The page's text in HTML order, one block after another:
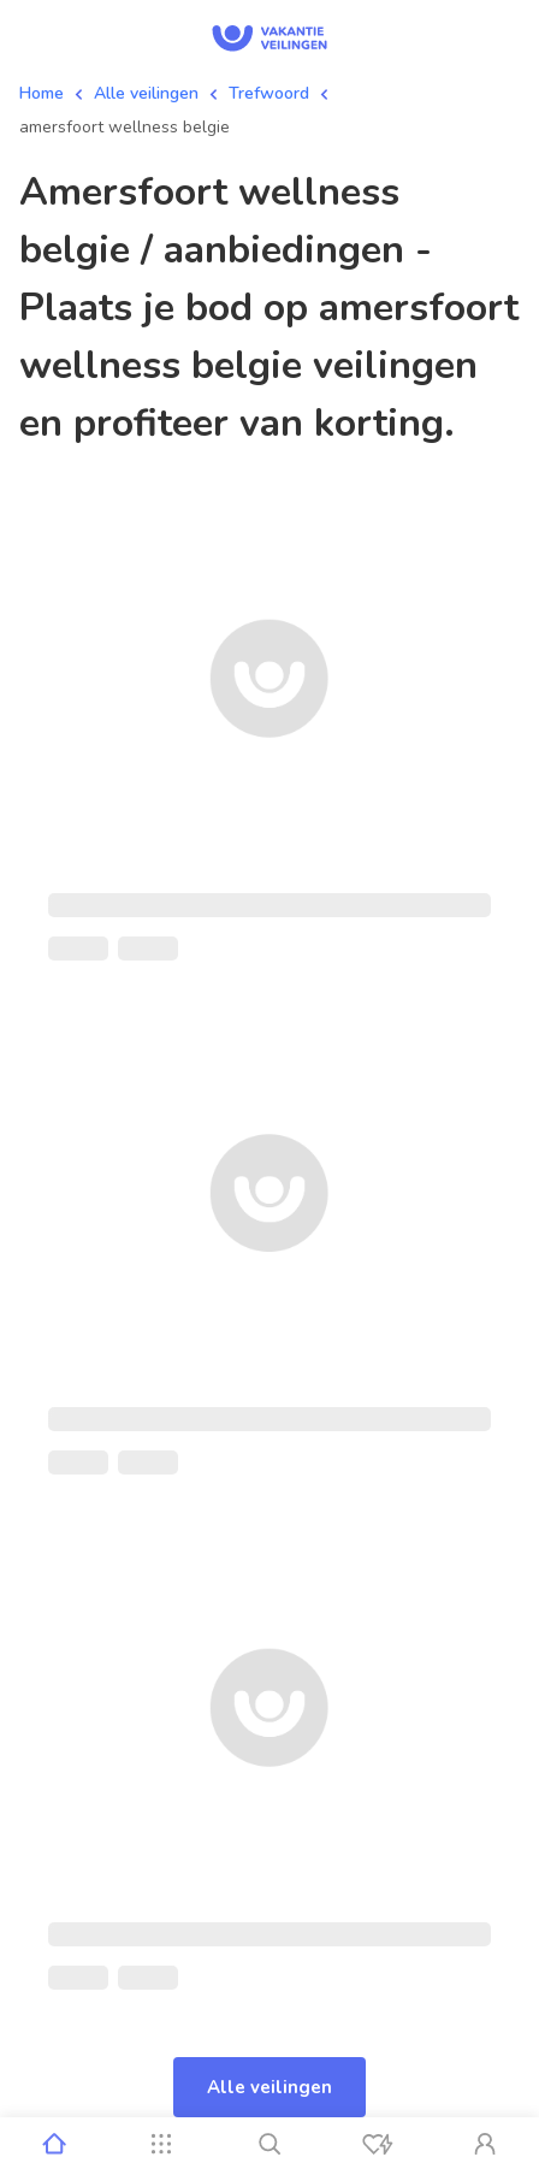
Home Alle veilingen
Trefwoord
amersfoort wellness belgie
amersfoort wellness
belgie / aanbiedingen -
Plaats je bod op amersfoort
wellness belgie veilingen
en profiteer van korting.
Alle veilingen